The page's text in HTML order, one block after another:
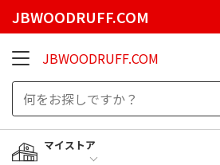
JBWOODRUFF.COM
JBWOODRUFF.COM
マイストア